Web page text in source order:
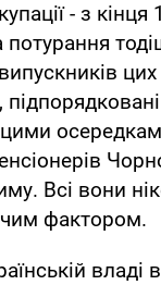
- з
потурання
Всі вони
фактором.